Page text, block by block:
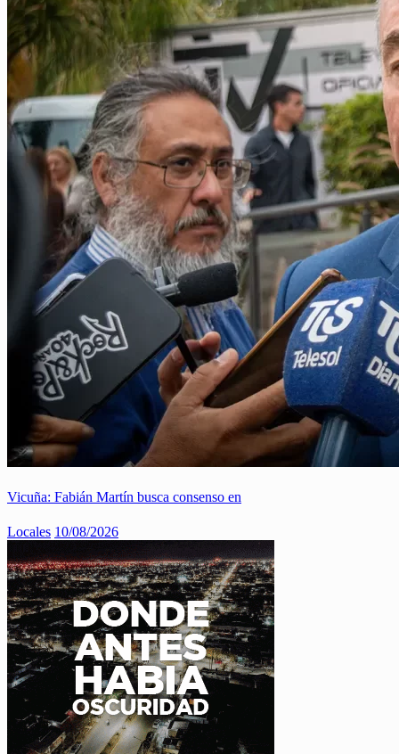
Vicuña: Fabián Martín busca consenso en
Locales 10/08/2026